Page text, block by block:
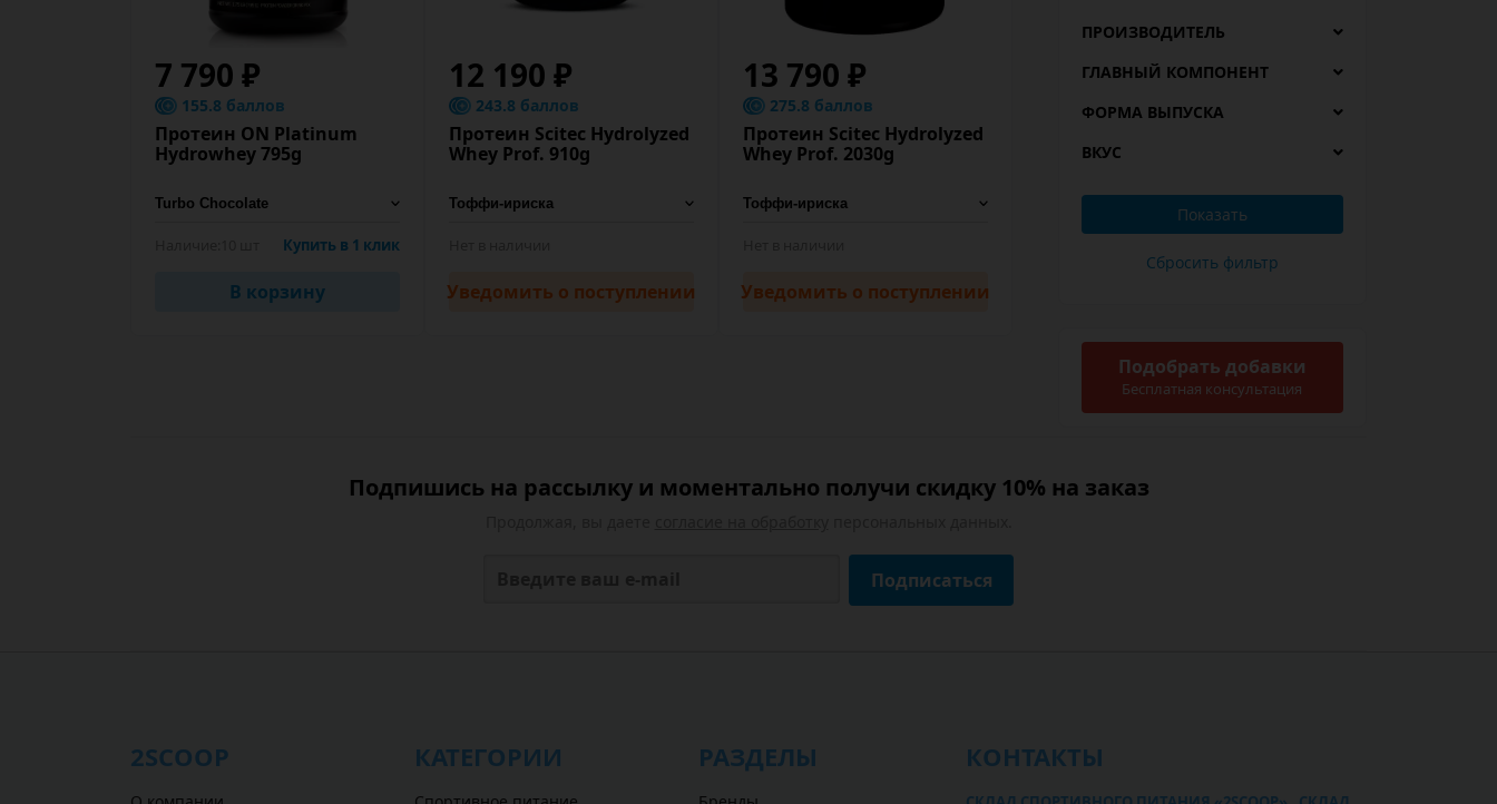
ПРОИЗВОДИТЕЛЬ
ГЛАВНЫЙ КОМПОНЕНТ
ФОРМА ВЫПУСКА
ВКУС
Подобрать добавки
Бесплатная консультация
7 790 ₽
155.8 баллов
Протеин ON Platinum
Hydrowhey 795g
Купить в 1 клик
В корзину
12 190 ₽
243.8 баллов
Протеин Scitec Hydrolyzed
Whey Prof. 910g
Уведомить о поступлении
13 790 ₽
275.8 баллов
Протеин Scitec Hydrolyzed
Whey Prof. 2030g
Уведомить о поступлении
Подпишись на рассылку и моментально получи скидку 10% на заказ
Подписаться
2SCOOP КАТЕГОРИИ РАЗДЕЛЫ КОНТАКТЫ